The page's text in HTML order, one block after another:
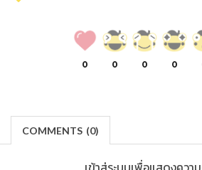
0 0 0 0
COMMENTS (0)